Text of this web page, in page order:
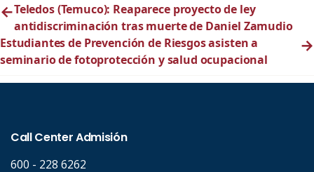
←Teledos (Temuco): Reaparece proyecto de ley
antidiscriminación tras muerte de Daniel Zamudio
Estudiantes de Prevención de Riesgos asisten a
seminario de fotoprotección y salud ocupacional
→